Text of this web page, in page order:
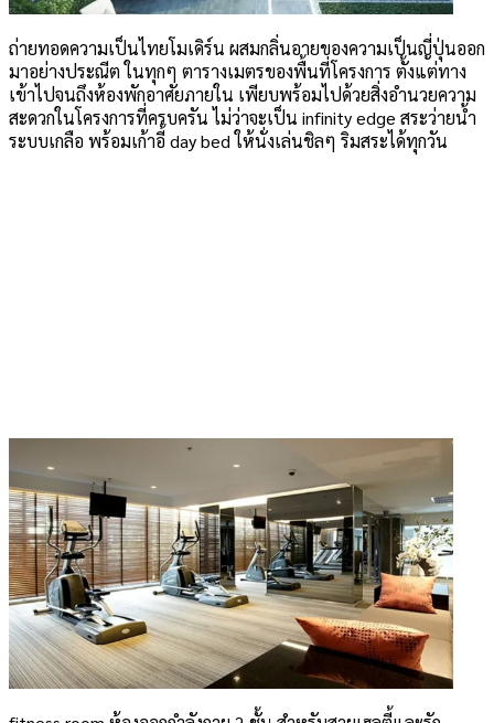
ถ่ายทอดความเป็นไทยโมเดิร์น ผสมกลิ่นอายของความเป็นญี่ปุ่นออก
มาอย่างประณีต ในทุกๆ ตารางเมตรของพื้นที่โครงการ ตั้งแต่ทาง
เข้าไปจนถึงห้องพักอาศัยภายใน เพียบพร้อมไปด้วยสิ่งอำนวยความ
สะดวกในโครงการที่ครบครัน ไม่ว่าจะเป็น infinity edge สระว่ายน้ำ
ระบบเกลือ พร้อมเก้าอี้ day bed ให้นั่งเล่นชิลๆ ริมสระได้ทุกวัน